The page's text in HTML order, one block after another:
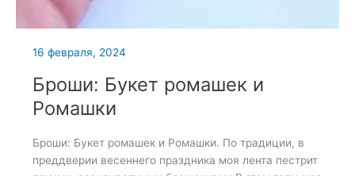
16 февраля, 2024
Броши: Букет ромашек и
Ромашки
Броши: Букет ромашек и Ромашки. По традиции, в
преддверии весеннего праздника моя лента пестрит